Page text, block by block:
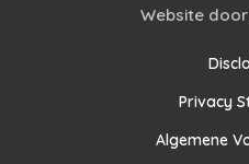
Website door
Privacy
Algemene